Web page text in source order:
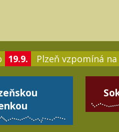
19.9. Plzeň vzpomíná